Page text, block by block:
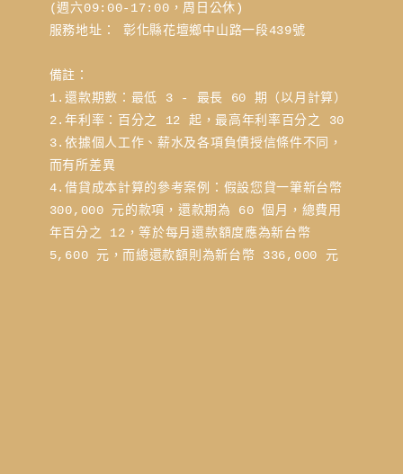
(週六09:00-17:00，周日公休)
服務地址： 彰化縣花壇鄉中山路一段439號
備註：
1.還款期數：最低 3 - 最長 60 期（以月計算）
2.年利率：百分之 12 起，最高年利率百分之 30
3.依據個人工作、薪水及各項負債授信條件不同，
而有所差異
4.借貸成本計算的參考案例：假設您貸一筆新台幣
300,000 元的款項，還款期為 60 個月，總費用
年百分之 12，等於每月還款額度應為新台幣
5,600 元，而總還款額則為新台幣 336,000 元